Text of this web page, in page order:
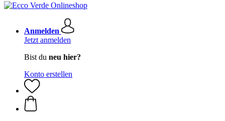
Anmelden
Jetzt anmelden
Bist du neu hier?
Konto erstellen